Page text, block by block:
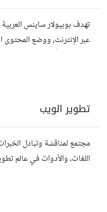
تهدف بوبيولار ساينس العربية
عبر الإنترنت، ووضع المحتوى
تطوير الويب
مجتمع لمناقشة وتبادل
اللغات، والأدوات في عالم